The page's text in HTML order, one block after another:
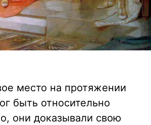
место на протяжении
быть относительно
они доказывали свою